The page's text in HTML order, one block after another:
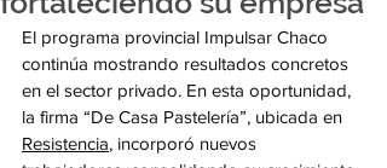
El programa provincial Impulsar Chaco
continúa mostrando resultados concretos
en el sector privado. En esta oportunidad,
la firma “De Casa Pastelería”, ubicada en
Resistencia, incorporó nuevos